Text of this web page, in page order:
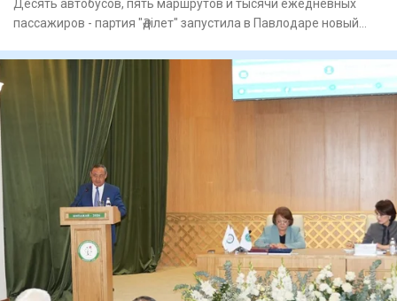
Десять автобусов, пять маршрутов и тысячи ежедневных
пассажиров - партия "Әділет" запустила в Павлодаре новый